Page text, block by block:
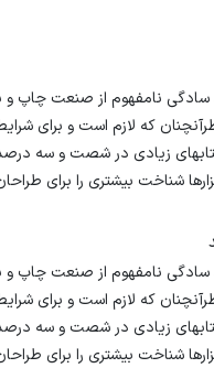
سادگی نامفهوم از صنعت چاپ و
که لازم است و برای
کتابهای زیادی در شصت و سه
شناخت بیشتری را برای
سادگی نامفهوم از صنعت چاپ و
که لازم است و برای
کتابهای زیادی در شصت و سه
شناخت بیشتری را برای